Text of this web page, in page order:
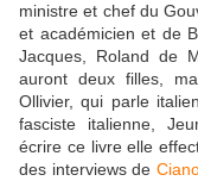
ministre et chef du
et académicien et de
Jacques, Roland de
auront deux filles,
Ollivier, qui parle
fasciste italienne,
écrire ce livre elle
des interviews de